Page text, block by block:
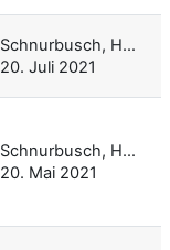
Schnurbusch, Harald
20. Juli 2021
Schnurbusch, Harald
20. Mai 2021